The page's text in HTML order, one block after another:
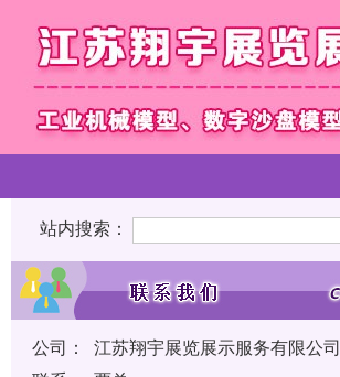
站内搜索：
公司：
江苏翔宇展览展示服务有限公司